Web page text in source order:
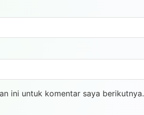
ini untuk komentar saya berikutnya.